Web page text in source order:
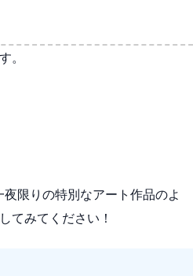
。
限りの特別なアート作品のよ
てみてください！